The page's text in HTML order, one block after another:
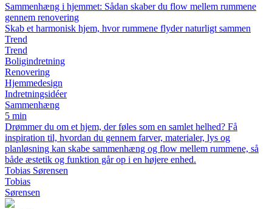
Sammenhæng i hjemmet: Sådan skaber du flow mellem rummene
gennem renovering
Skab et harmonisk hjem, hvor rummene flyder naturligt sammen
Trend
Trend
Boligindretning
Renovering
Hjemmedesign
Indretningsidéer
Sammenhæng
5 min
Drømmer du om et hjem, der føles som en samlet helhed? Få
inspiration til, hvordan du gennem farver, materialer, lys og
planløsning kan skabe sammenhæng og flow mellem rummene, så
både æstetik og funktion går op i en højere enhed.
Tobias Sørensen
Tobias
Sørensen